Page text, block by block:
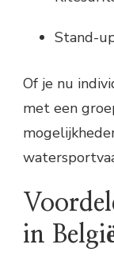
Stand-
Of je nu
met een
in